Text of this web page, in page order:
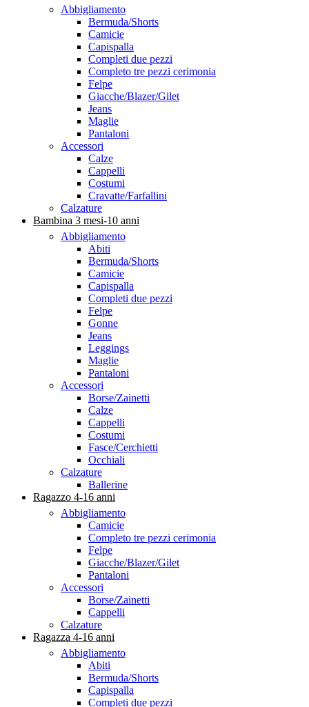
Abbigliamento
Bermuda/Shorts
Camicie
Capispalla
Completi due pezzi
Completo tre pezzi cerimonia
Felpe
Giacche/Blazer/Gilet
Jeans
Maglie
Pantaloni
Accessori
Calze
Cappelli
Costumi
Cravatte/Farfallini
Calzature
Bambina 3 mesi-10 anni
Abbigliamento
Abiti
Bermuda/Shorts
Camicie
Capispalla
Completi due pezzi
Felpe
Gonne
Jeans
Leggings
Maglie
Pantaloni
Accessori
Borse/Zainetti
Calze
Cappelli
Costumi
Fasce/Cerchietti
Occhiali
Calzature
Ballerine
Ragazzo 4-16 anni
Abbigliamento
Camicie
Completo tre pezzi cerimonia
Felpe
Giacche/Blazer/Gilet
Pantaloni
Accessori
Borse/Zainetti
Cappelli
Calzature
Ragazza 4-16 anni
Abbigliamento
Abiti
Bermuda/Shorts
Capispalla
Completi due pezzi